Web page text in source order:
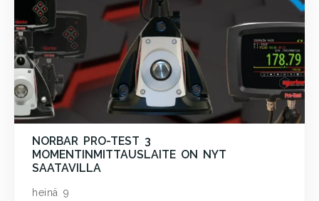
NORBAR PRO-TEST 3
MOMENTINMITTAUSLAITE ON NYT
SAATAVILLA
heinä 9